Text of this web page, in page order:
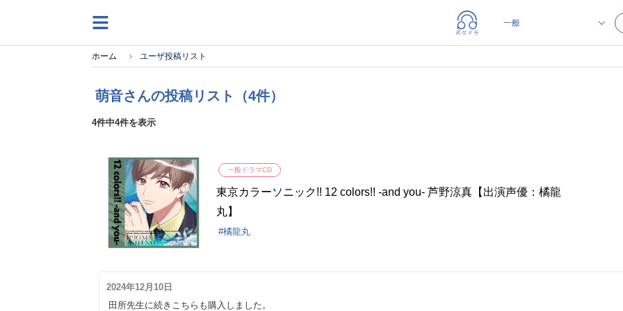
ホーム ユーザ投稿リスト
萌音さんの投稿リスト（4件）
4件中4件を表示
一般ドラマCD
東京カラーソニック!! 12 colors!! -and you- 芦野涼真【出演声優：橘龍
丸】
橘龍丸
2024年12月10日
田所先生に続きこちらも購入しました。